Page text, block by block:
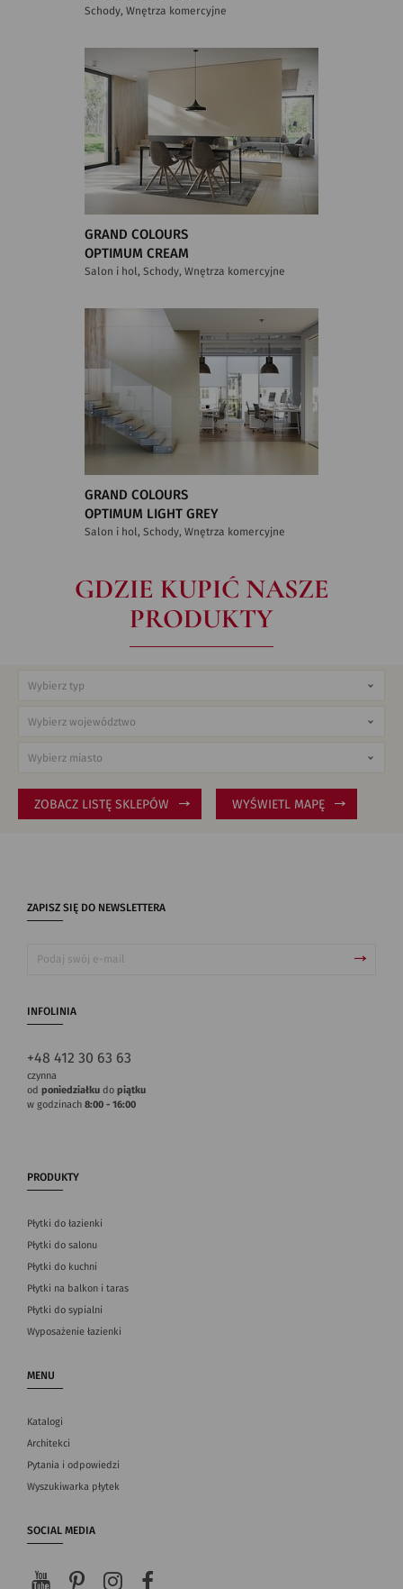
Schody, Wnętrza komercyjne
GRAND COLOURS
OPTIMUM CREAM
Salon i hol, Schody, Wnętrza komercyjne
GRAND COLOURS
OPTIMUM LIGHT GREY
Salon i hol, Schody, Wnętrza komercyjne
GDZIE KUPIĆ NASZE
PRODUKTY
ZOBACZ LISTĘ SKLEPÓW WYŚWIETL MAPĘ
ZAPISZ SIĘ DO NEWSLETTERA
INFOLINIA
+48 412 30 63 63
czynna
od poniedziałku do piątku
w godzinach 8:00 - 16:00
PRODUKTY
Płytki do łazienki
Płytki do salonu
Płytki do kuchni
Płytki na balkon i taras
Płytki do sypialni
Wyposażenie łazienki
MENU
Katalogi
Architekci
Pytania i odpowiedzi
Wyszukiwarka płytek
SOCIAL MEDIA